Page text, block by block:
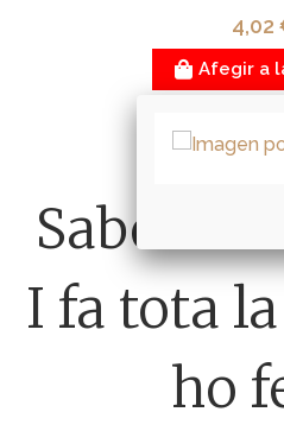
4,02
Afegir a
Sabem
I fa tota
ho